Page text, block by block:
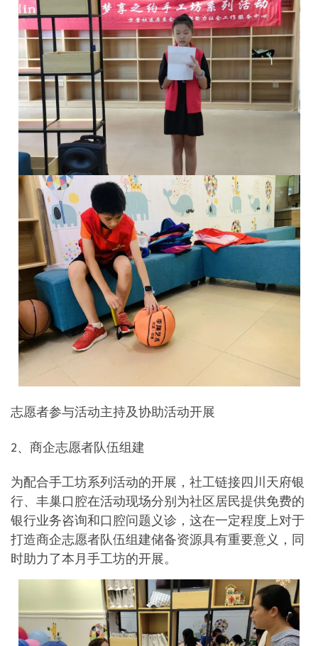
志愿者参与活动主持及协助活动开展
2、商企志愿者队伍组建
为配合手工坊系列活动的开展，社工链接四川天府银
行、丰巢口腔在活动现场分别为社区居民提供免费的
银行业务咨询和口腔问题义诊，这在一定程度上对于
打造商企志愿者队伍组建储备资源具有重要意义，同
时助力了本月手工坊的开展。